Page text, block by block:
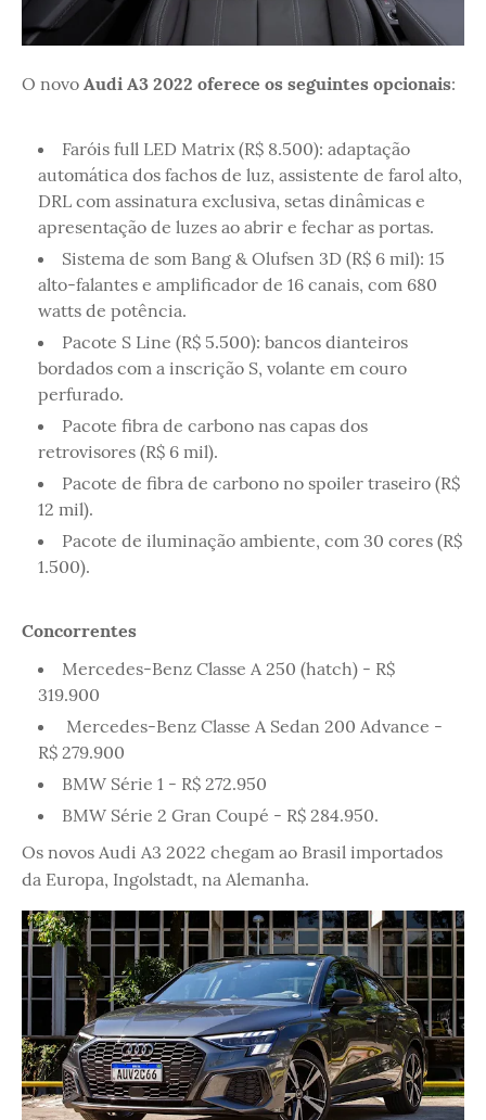
O novo Audi A3 2022 oferece os seguintes opcionais:
Faróis full LED Matrix (R$ 8.500): adaptação
automática dos fachos de luz, assistente de farol alto,
DRL com assinatura exclusiva, setas dinâmicas e
apresentação de luzes ao abrir e fechar as portas.
Sistema de som Bang & Olufsen 3D (R$ 6 mil): 15
alto-falantes e amplificador de 16 canais, com 680
watts de potência.
Pacote S Line (R$ 5.500): bancos dianteiros
bordados com a inscrição S, volante em couro
perfurado.
Pacote fibra de carbono nas capas dos
retrovisores (R$ 6 mil).
Pacote de fibra de carbono no spoiler traseiro (R$
12 mil).
Pacote de iluminação ambiente, com 30 cores (R$
1.500).
Concorrentes
Mercedes-Benz Classe A 250 (hatch) - R$
319.900
Mercedes-Benz Classe A Sedan 200 Advance -
R$ 279.900
BMW Série 1 - R$ 272.950
BMW Série 2 Gran Coupé - R$ 284.950.
Os novos Audi A3 2022 chegam ao Brasil importados
da Europa, Ingolstadt, na Alemanha.